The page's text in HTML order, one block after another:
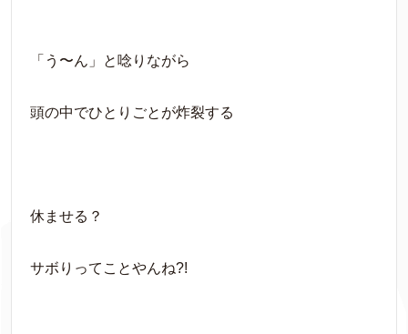
「う〜ん」と唸りながら
頭の中でひとりごとが炸裂する
休ませる？
サボりってことやんね?!